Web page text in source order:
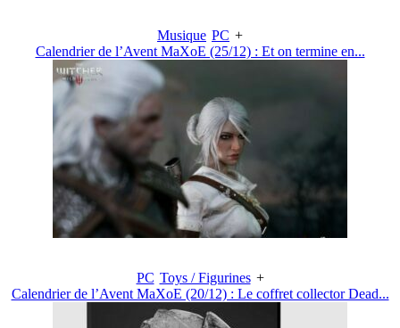
Musique PC +
Calendrier de l’Avent MaXoE (25/12) : Et on termine en...
PC Toys / Figurines +
Calendrier de l’Avent MaXoE (20/12) : Le coffret collector Dead...